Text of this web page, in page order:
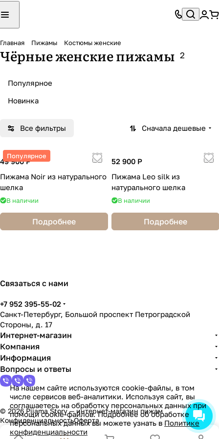
Главная Пижамы Костюмы женские
Чёрные женские пижамы 2
Популярное
Новинка
Все фильтры Сначала дешевые
Популярное
49 900 Р
Пижама Noir из натурального
шелка
В наличии
Подробнее
52 900 Р
Пижама Leo silk из
натурального шелка
В наличии
Подробнее
Связаться с нами
+7 952 395-55-02
Санкт-Петербург, Большой проспект Петроградской
Стороны, д. 17
Интернет-магазин
Компания
Информация
Вопросы и ответы
© 2026 Pijama Story — интернет-магазин пижам
КонфиденциальностьОферта
На нашем сайте используются cookie-файлы, в том
числе сервисов веб-аналитики. Используя сайт, вы
соглашаетесь на обработку персональных данных при
помощи cookie-файлов. Подробнее об обработке
персональных данных вы можете узнать в Политике
конфиденциальности